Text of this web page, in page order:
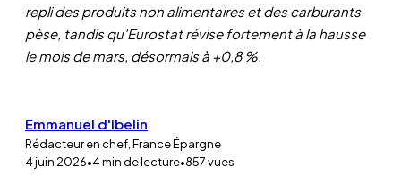
repli des produits non alimentaires et des carburants
pèse, tandis qu'Eurostat révise fortement à la hausse
le mois de mars, désormais à +0,8 %.
Emmanuel d'Ibelin
Rédacteur en chef, France Épargne
4 juin 2026•4min de lecture•857vues